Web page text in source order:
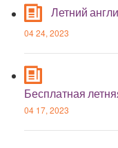
Летний
04 24, 2023
Бесплатная
04 17, 2023